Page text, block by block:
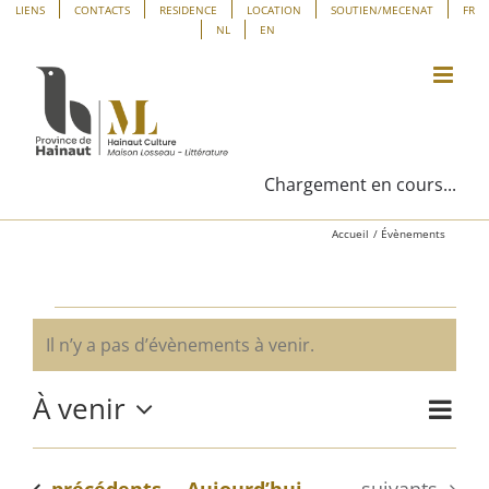
Panneau de gestion des cookies
Passer
contenu
LIENS CONTACTS RESIDENCE LOCATION SOUTIEN/MECENAT
FR
NL
EN
Chargement en cours...
Accueil Évènements
Évènements
Notice
Il n’y a pas d’évènements à venir.
Liste
À venir
Sélectionnez